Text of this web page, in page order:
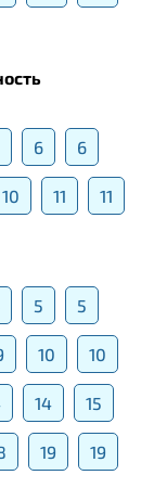
6 6
10 11
11
5 5
10 10
14 15
19 19